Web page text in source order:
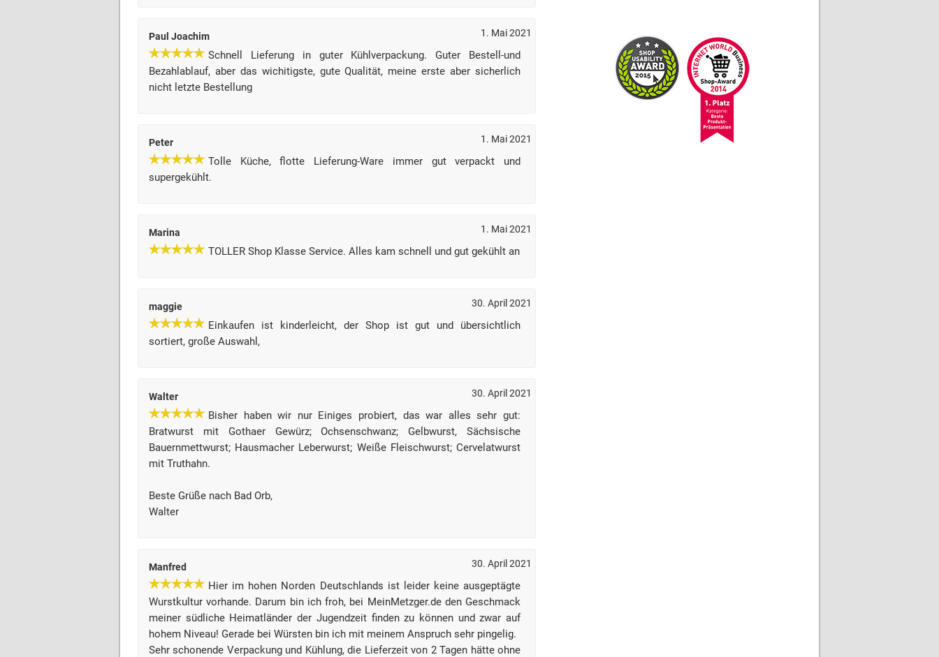
Paul Joachim 1. Mai 2021
Schnell Lieferung in guter Kühlverpackung. Guter Bestell-und
Bezahlablauf, aber das wichitigste, gute Qualität, meine erste aber sicherlich
nicht letzte Bestellung
Peter 1. Mai 2021
Tolle Küche, flotte Lieferung-Ware immer gut verpackt und
supergekühlt.
Marina 1. Mai 2021
TOLLER Shop Klasse Service. Alles kam schnell und gut gekühlt an
maggie 30. April 2021
Einkaufen ist kinderleicht, der Shop ist gut und übersichtlich
sortiert, große Auswahl,
Walter 30. April 2021
Bisher haben wir nur Einiges probiert, das war alles sehr gut:
Bratwurst mit Gothaer Gewürz; Ochsenschwanz; Gelbwurst, Sächsische
Bauernmettwurst; Hausmacher Leberwurst; Weiße Fleischwurst; Cervelatwurst
mit Truthahn.
Beste Grüße nach Bad Orb,
Walter
Manfred 30. April 2021
Hier im hohen Norden Deutschlands ist leider keine ausgeptägte
Wurstkultur vorhande. Darum bin ich froh, bei MeinMetzger.de den Geschmack
meiner südliche Heimatländer der Jugendzeit finden zu können und zwar auf
hohem Niveau! Gerade bei Würsten bin ich mit meinem Anspruch sehr pingelig.
Sehr schonende Verpackung und Kühlung, die Lieferzeit von 2 Tagen hätte ohne